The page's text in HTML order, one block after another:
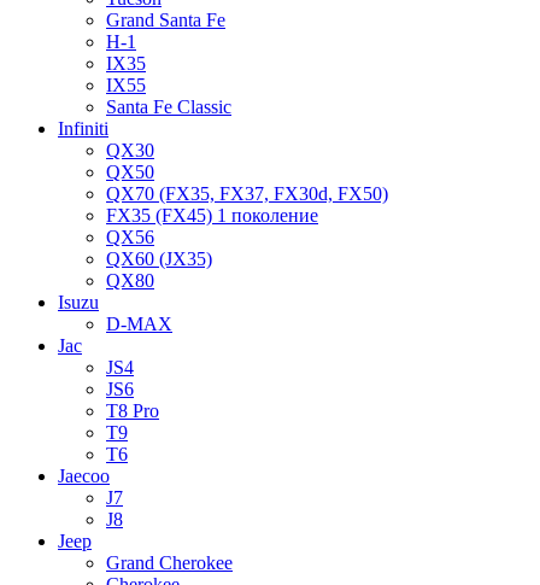
Grand Santa Fe
H-1
IX35
IX55
Santa Fe Classic
Infiniti
QX30
QX50
QX70 (FX35, FX37, FX30d, FX50)
FX35 (FX45) 1 поколение
QX56
QX60 (JX35)
QX80
Isuzu
D-MAX
Jac
JS4
JS6
T8 Pro
T9
T6
Jaecoo
J7
J8
Jeep
Grand Cherokee